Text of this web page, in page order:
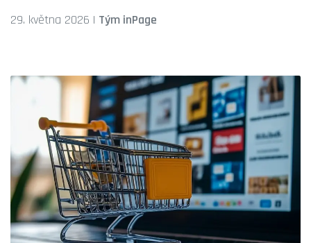
29. května 2026 | Tým inPage